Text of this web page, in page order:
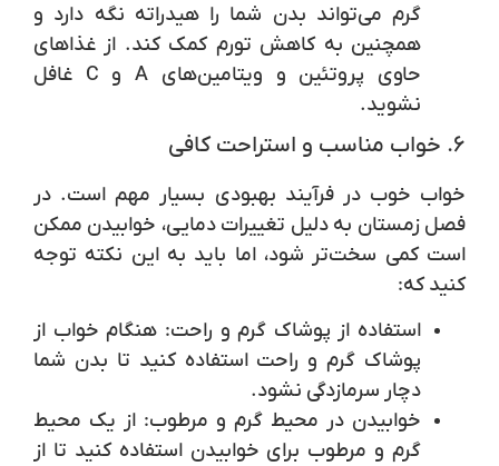
گرم می‌تواند بدن شما را هیدراته نگه دارد و
همچنین به کاهش تورم کمک کند. از غذاهای
حاوی پروتئین و ویتامین‌های A و C غافل
نشوید.
۶. خواب مناسب و استراحت کافی
خواب خوب در فرآیند بهبودی بسیار مهم است. در
فصل زمستان به دلیل تغییرات دمایی، خوابیدن ممکن
است کمی سخت‌تر شود، اما باید به این نکته توجه
کنید که:
استفاده از پوشاک گرم و راحت: هنگام خواب از
پوشاک گرم و راحت استفاده کنید تا بدن شما
دچار سرمازدگی نشود.
خوابیدن در محیط گرم و مرطوب: از یک محیط
گرم و مرطوب برای خوابیدن استفاده کنید تا از